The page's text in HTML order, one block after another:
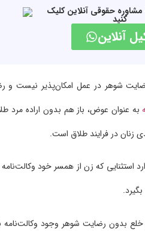
حقوقی آنلاین کلیک
کنید
آنلاین
شوهر در عمل امکان‌پذیر نیست و
به عنوان عوض، باز هم بدون اراده مرد
زنان در فرایند طلاق است.
استثنایی که زن از همسر خود
خلع بدون رضایت شوهر وجود